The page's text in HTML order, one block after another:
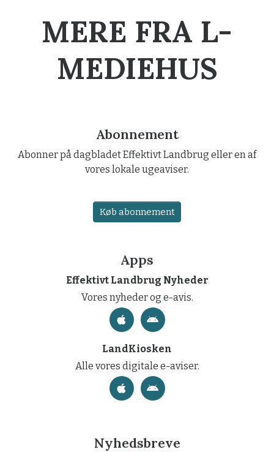
MERE FRA L-
MEDIEHUS
Abonnement
Abonner på dagbladet Effektivt Landbrug eller en af
vores lokale ugeaviser.
Køb abonnement
Apps
Effektivt Landbrug Nyheder
Vores nyheder og e-avis.
LandKiosken
Alle vores digitale e-aviser.
Nyhedsbreve